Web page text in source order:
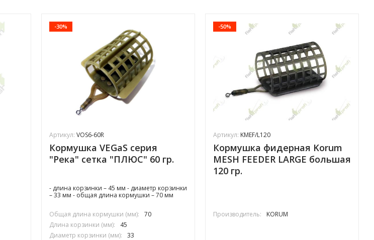
-30%
Артикул: VOS6-60R
Кормушка VEGaS серия
"Река" сетка "ПЛЮС" 60 гр.
- длина корзинки – 45 мм - диаметр корзинки
– 33 мм - общая длина кормушки – 70 мм
Общая длина кормушки (мм):
70
Длина корзинки (мм):
45
Диаметр корзинки (мм):
33
-50%
Артикул: KMEF/L120
Кормушка фидерная Korum
MESH FEEDER LARGE большая
120 гр.
Производитель: KORUM